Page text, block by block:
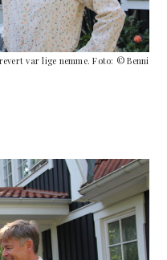
var lige nemme. Foto: © Benni